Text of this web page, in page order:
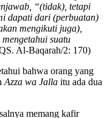
“ikutilah apa
“(tidak), tetapi
dapati dari (perbuatan)
mengikuti juga),
suatu
bahwa orang yang